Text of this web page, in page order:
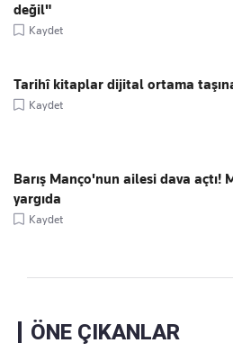
değil"
Kaydet
Tarihî kitaplar dijital ortama
Kaydet
Barış Manço'nun ailesi dava açtı!
yargıda
Kaydet
ÖNE ÇIKANLAR